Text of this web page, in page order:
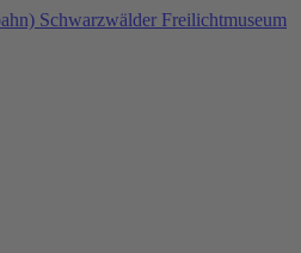
Schwarzwälder Freilichtmuseum